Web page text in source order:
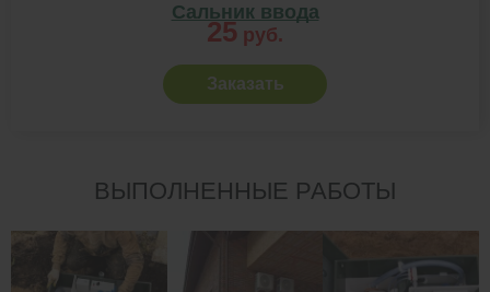
Сальник ввода
25 руб.
Заказать
ВЫПОЛНЕННЫЕ РАБОТЫ